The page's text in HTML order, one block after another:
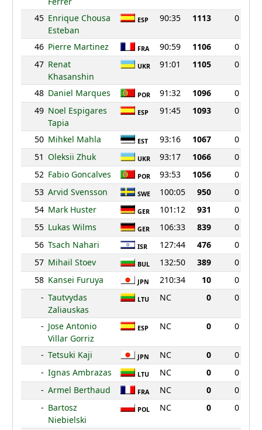
45 Enrique Chousa
Esteban
ESP 90:35 1113 0
46 Pierre Martinez FRA 90:59 1106
0
47 Renat
Khasanshin
UKR 91:01 1105 0
48 Daniel Marques POR 91:32 1096
0
49 Noel Espigares
Tapia
ESP 91:45 1093 0
50 Mihkel Mahla EST 93:16 1067
0
51 Oleksii Zhuk UKR 93:17 1066
0
52 Fabio Goncalves POR 93:53 1056
0
53 Arvid Svensson SWE 100:05 950
0
54 Mark Huster GER 101:12 931
0
55 Lukas Wilms GER 106:33 839
0
56 Tsach Nahari ISR 127:44 476
0
57 Mihail Stoev BUL 132:50 389
0
58 Kansei Furuya JPN 210:34 10
0
- Tautvydas
Zaliauskas
LTU NC 0 0
- Jose Antonio
Villar Gorriz
ESP NC 0 0
- Tetsuki Kaji JPN NC 0
0
- Ignas Ambrazas LTU NC 0
0
- Armel Berthaud FRA NC 0
0
- Bartosz
Niebielski
POL NC 0 0